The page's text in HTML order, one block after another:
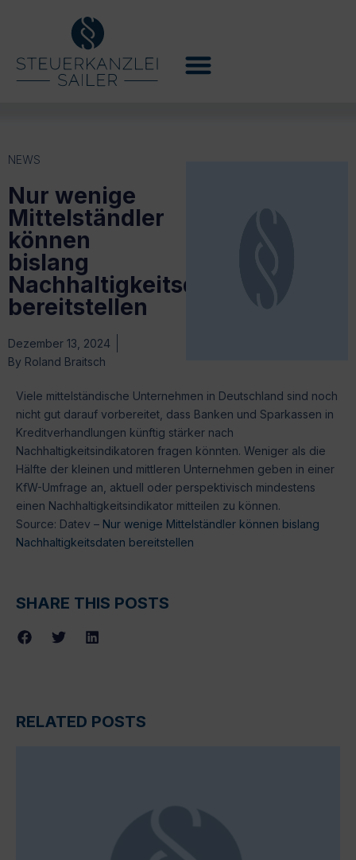
NEWS
Nur wenige
Mittelständler
können
bislang
Nachhaltigkeitsdaten
bereitstellen
Dezember 13, 2024
By Roland Braitsch
Viele mittelständische Unternehmen in Deutschland sind noch
nicht gut darauf vorbereitet, dass Banken und Sparkassen in
Kreditverhandlungen künftig stärker nach
Nachhaltigkeitsindikatoren fragen könnten. Weniger als die
Hälfte der kleinen und mittleren Unternehmen geben in einer
KfW-Umfrage an, aktuell oder perspektivisch mindestens
einen Nachhaltigkeitsindikator mitteilen zu können.
Source: Datev – Nur wenige Mittelständler können bislang
Nachhaltigkeitsdaten bereitstellen
SHARE THIS POSTS
RELATED POSTS